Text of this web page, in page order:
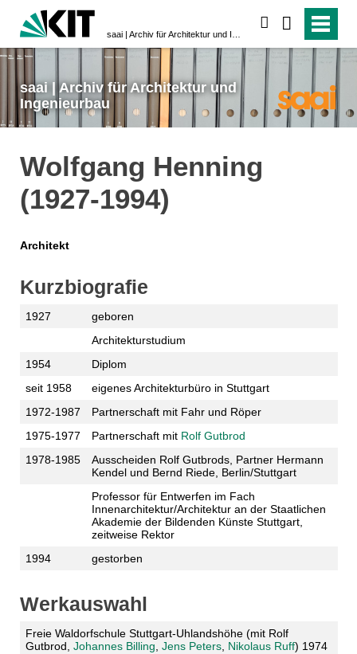
saai | Archiv für Architektur und
Ingenieurbau
Wolfgang Henning
(1927-1994)
Architekt
Kurzbiografie
1927
geboren
Architekturstudium
1954
Diplom
seit 1958
eigenes Architekturbüro in Stuttgart
1972-1987
Partnerschaft mit Fahr und Röper
1975-1977
Partnerschaft mit Rolf Gutbrod
1978-1985
Ausscheiden Rolf Gutbrods, Partner Hermann
Kendel und Bernd Riede, Berlin/Stuttgart
Professor für Entwerfen im Fach
Innenarchitektur/Architektur an der Staatlichen
Akademie der Bildenden Künste Stuttgart,
zeitweise Rektor
1994
gestorben
Werkauswahl
Freie Waldorfschule Stuttgart-Uhlandshöhe (mit Rolf
Gutbrod, Johannes Billing, Jens Peters, Nikolaus Ruff) 1974